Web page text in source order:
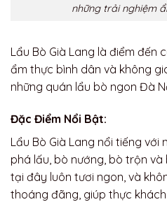
những trải nghiệm
Lẩu Bò Già Lang là điểm đến
ẩm thực bình dân và không
những quán lẩu bò ngon Đà
Đặc Điểm Nổi Bật:
Lẩu Bò Già Lang nổi tiếng
phá lấu, bò nướng, bò trộn
tại đây luôn tươi ngon, và
thoáng đãng, giúp thực